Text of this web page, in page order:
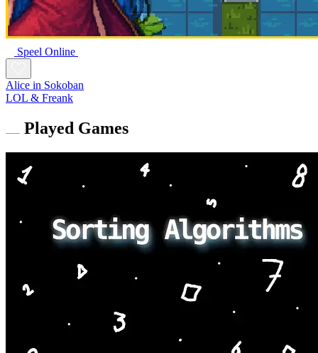
Speel Online
Alice in Sokoban
LOL & Freank
Played Games